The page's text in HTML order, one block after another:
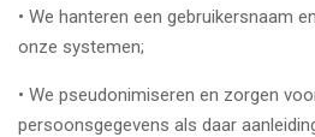
• We hanteren een gebruikersnaam
onze systemen;
• We pseudonimiseren en zorgen
persoonsgegevens als daar